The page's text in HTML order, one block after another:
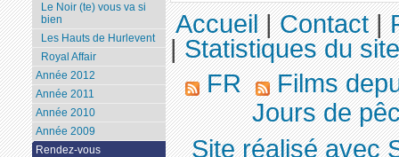
Le Noir (te) vous va si
bien
Les Hauts de Hurlevent
Royal Affair
Année 2012
Année 2011
Année 2010
Année 2009
Rendez-vous
Accueil|Contact|
|Statistiques du site
FR
Films
Jours de
Site réalisé avec